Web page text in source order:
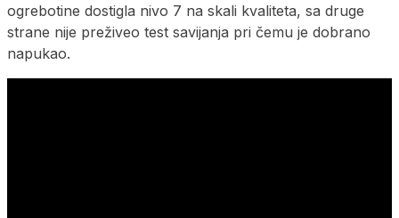
ogrebotine dostigla nivo 7 na skali kvaliteta, sa druge
strane nije preživeo test savijanja pri čemu je dobrano
napukao.